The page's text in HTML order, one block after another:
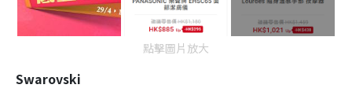
點擊圖片放大
Swarovski